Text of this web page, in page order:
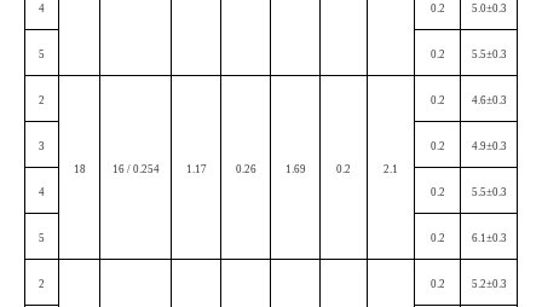
4 0.2 5.0±0.3
5 0.2 5.5±0.3
2
18 16 / 0.254 1.17 0.26 1.69 0.2 2.1
0.2 4.6±0.3
3 0.2 4.9±0.3
4 0.2 5.5±0.3
5 0.2 6.1±0.3
2 0.2 5.2±0.3